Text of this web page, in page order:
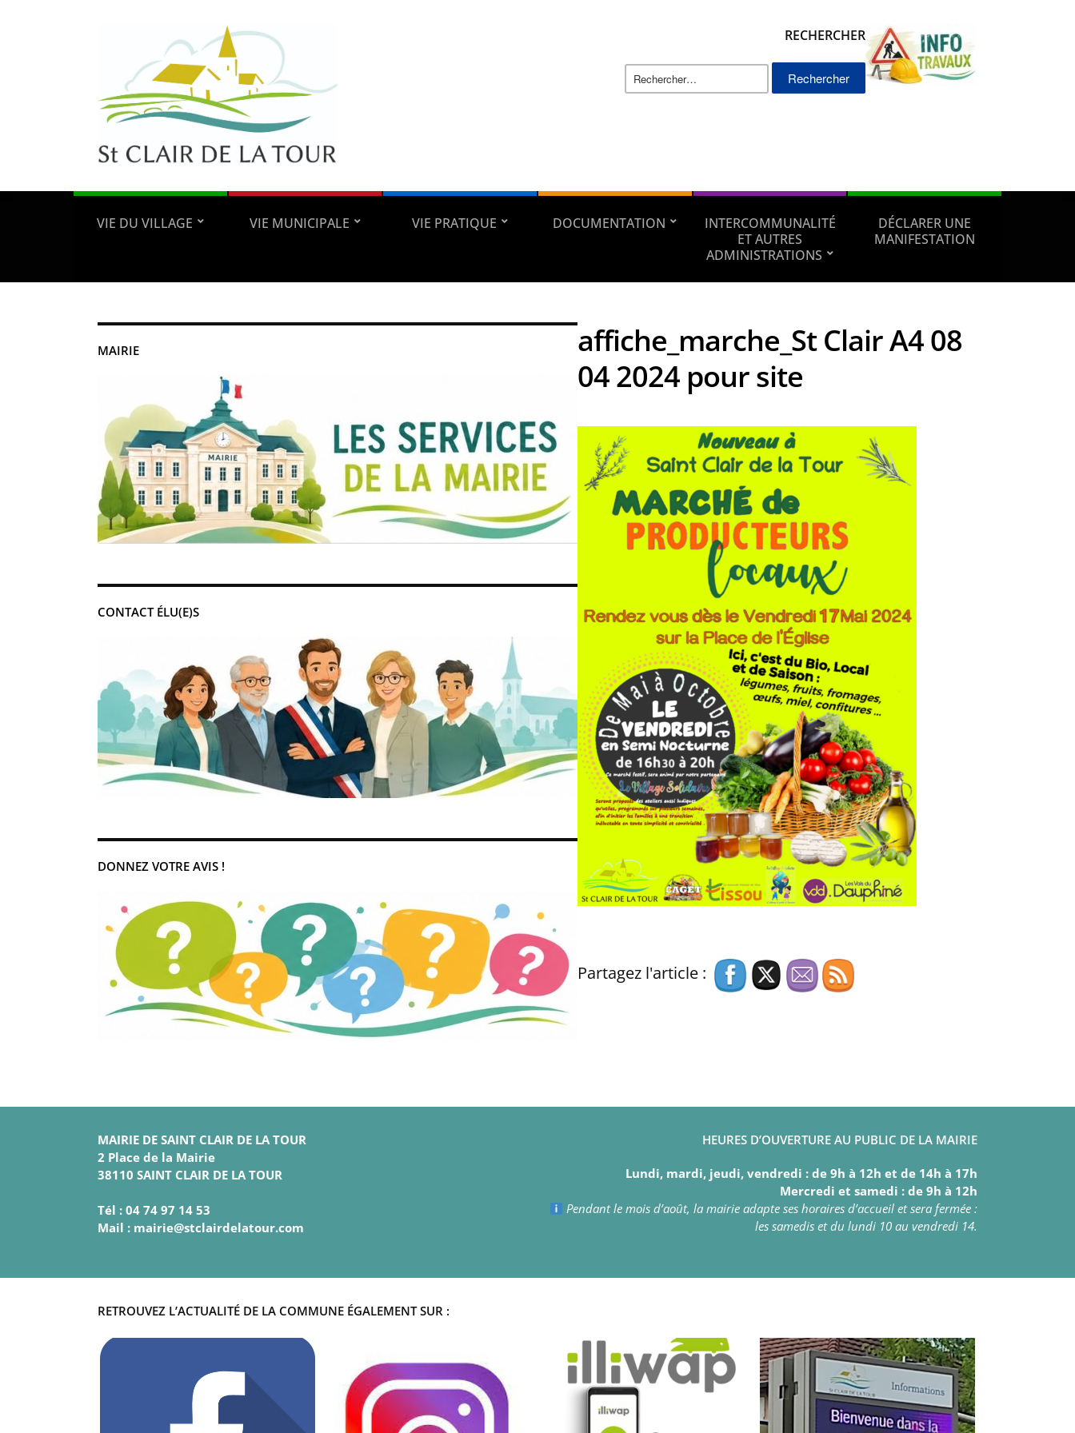
RECHERCHER
Rechercher :
VIE DU VILLAGE VIE MUNICIPALE VIE PRATIQUE DOCUMENTATION
INTERCOMMUNALITÉ
ET AUTRES
ADMINISTRATIONS
DÉCLARER UNE
MANIFESTATION
MAIRIE
CONTACT ÉLU(E)S
DONNEZ VOTRE AVIS !
affiche_marche_St Clair A4 08
04 2024 pour site
Partagez l'article :
MAIRIE DE SAINT CLAIR DE LA TOUR
2 Place de la Mairie
38110 SAINT CLAIR DE LA TOUR
Tél : 04 74 97 14 53
Mail : mairie@stclairdelatour.com
HEURES D’OUVERTURE AU PUBLIC DE LA MAIRIE
Lundi, mardi, jeudi, vendredi : de 9h à 12h et de 14h à 17h
Mercredi et samedi : de 9h à 12h
Pendant le mois d’août, la mairie adapte ses horaires d’accueil et sera fermée :
les samedis et du lundi 10 au vendredi 14.
RETROUVEZ L’ACTUALITÉ DE LA COMMUNE ÉGALEMENT SUR :